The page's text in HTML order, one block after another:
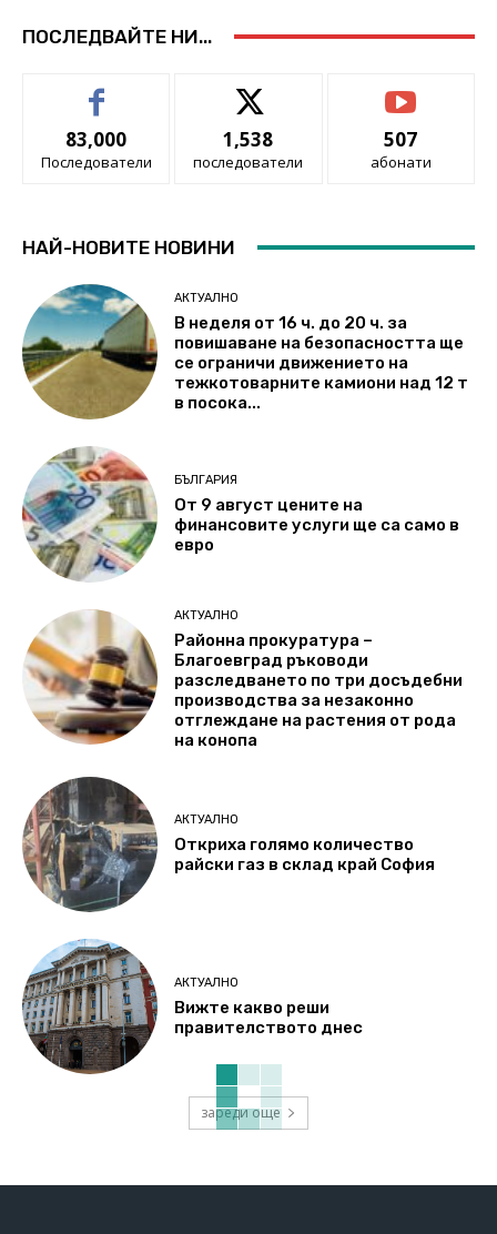
ПОСЛЕДВАЙТЕ НИ...
83,000
Последователи
1,538
последователи
507
абонати
НАЙ-НОВИТЕ НОВИНИ
АКТУАЛНО
В неделя от 16 ч. до 20 ч. за
повишаване на безопасността ще
се ограничи движението на
тежкотоварните камиони над 12 т
в посока...
БЪЛГАРИЯ
От 9 август цените на
финансовите услуги ще са само в
евро
АКТУАЛНО
Районна прокуратура –
Благоевград ръководи
разследването по три досъдебни
производства за незаконно
отглеждане на растения от рода
на конопа
АКТУАЛНО
Откриха голямо количество
райски газ в склад край София
АКТУАЛНО
Вижте какво реши
правителството днес
зареди още